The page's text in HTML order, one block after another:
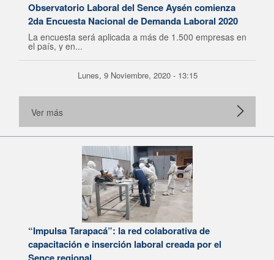
Observatorio Laboral del Sence Aysén comienza
2da Encuesta Nacional de Demanda Laboral 2020
La encuesta será aplicada a más de 1.500 empresas en
el país, y en...
Lunes, 9 Noviembre, 2020 - 13:15
Ver más
“Impulsa Tarapacá”: la red colaborativa de
capacitación e inserción laboral creada por el